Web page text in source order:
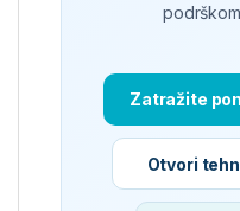
podrškom
Zatražite
Otvori